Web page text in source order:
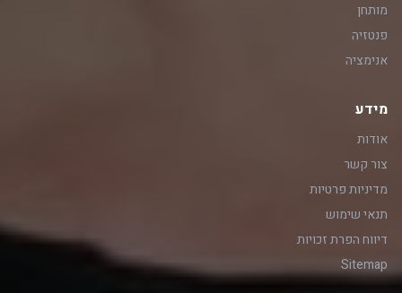
מותחן
פנטזיה
אנימציה
מידע
אודות
צור קשר
מדיניות פרטיות
תנאי שימוש
דיווח הפרת זכויות
Sitemap